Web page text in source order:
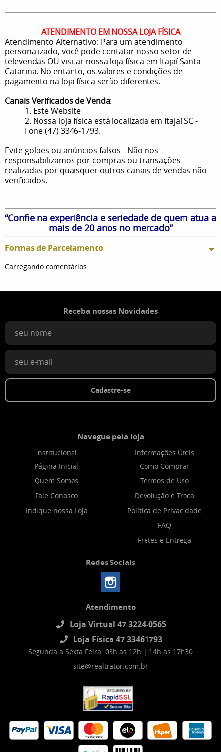
ATENDIMENTO EM NOSSA LOJA FÍSICA
Atendimento Alternativo: Para um atendimento
personalizado, você pode contatar nosso setor de
televendas OU visitar nossa loja física em Itajaí Santa
Catarina. No entanto, os valores e condições de
pagamento na loja física serão diferentes.
Canais Verificados de Venda:
1. Este Website
2. Nossa loja física está localizada em Itajaí SC -
Fone (47) 3346-1793.
Evite golpes ou anúncios falsos - Não nos
responsabilizamos por compras ou transações
realizadas por quaisquer outros canais de vendas não
verificados.
“Confie na experiência e seriedade de quem atua a
mais de 20 anos no mercado”
Formas de Parcelamento
Carregando comentários ...
Receba nossas Novidades
Cadastre-se
Navegue pela loja
Institucional
Página Inicial
Quem Somos
Fale Conosco
Indique nossa Loja
Informações Úteis
Como Comprar
Termos de Uso
Devolução e Troca
Política de Privacidade
FAQ
Fretes e Entrega
Redes Sociais
Atendimento
Loja Virtual 47 3224-0565
Loja Física 47 33461793
Segunda a Sexta Feira: 08h às 12h | 14h às 17h30
site@realtrator.com.br